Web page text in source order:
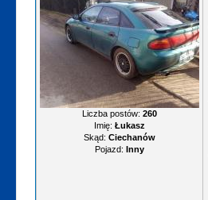
Liczba postów:260
Imię: Łukasz
Skąd: Ciechanów
Pojazd: Inny